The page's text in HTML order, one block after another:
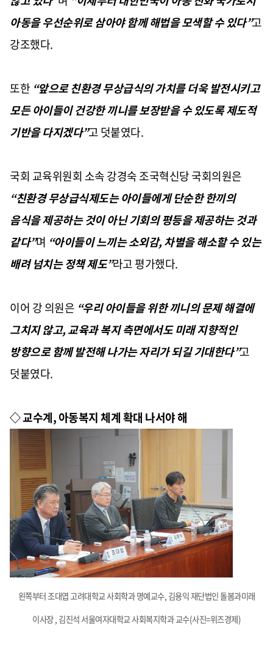
아동을 우선순위로 삼아야 함께 해법을 모색할 수 있다”고
강조했다.
또한 “앞으로 친환경 무상급식의 가치를 더욱 발전시키고
모든 아이들이 건강한 끼니를 보장받을 수 있도록 제도적
기반을 다지겠다”고 덧붙였다.
국회 교육위원회 소속 강경숙 조국혁신당 국회의원은
“친환경 무상급식제도는 아이들에게 단순한 한끼의
음식을 제공하는 것이 아닌 기회의 평등을 제공하는 것과
같다”며 “아이들이 느끼는 소외감,차별을 해소할 수 있는
배려 넘치는 정책 제도”라고 평가했다.
이어 강 의원은 “우리 아이들을 위한 끼니의 문제 해결에
그치지 않고,교육과 복지 측면에서도 미래 지향적인
방향으로 함께 발전해 나가는 자리가 되길 기대한다”고
덧붙였다.
◇ 교수계,아동복지 체계 확대 나서야 해
왼쪽부터 조대엽 고려대학교 사회학과 명예교수, 김용익 재단법인 돌봄과미래
이사장 , 김진석 서울여자대학교 사회복지학과 교수(사진=위즈경제)